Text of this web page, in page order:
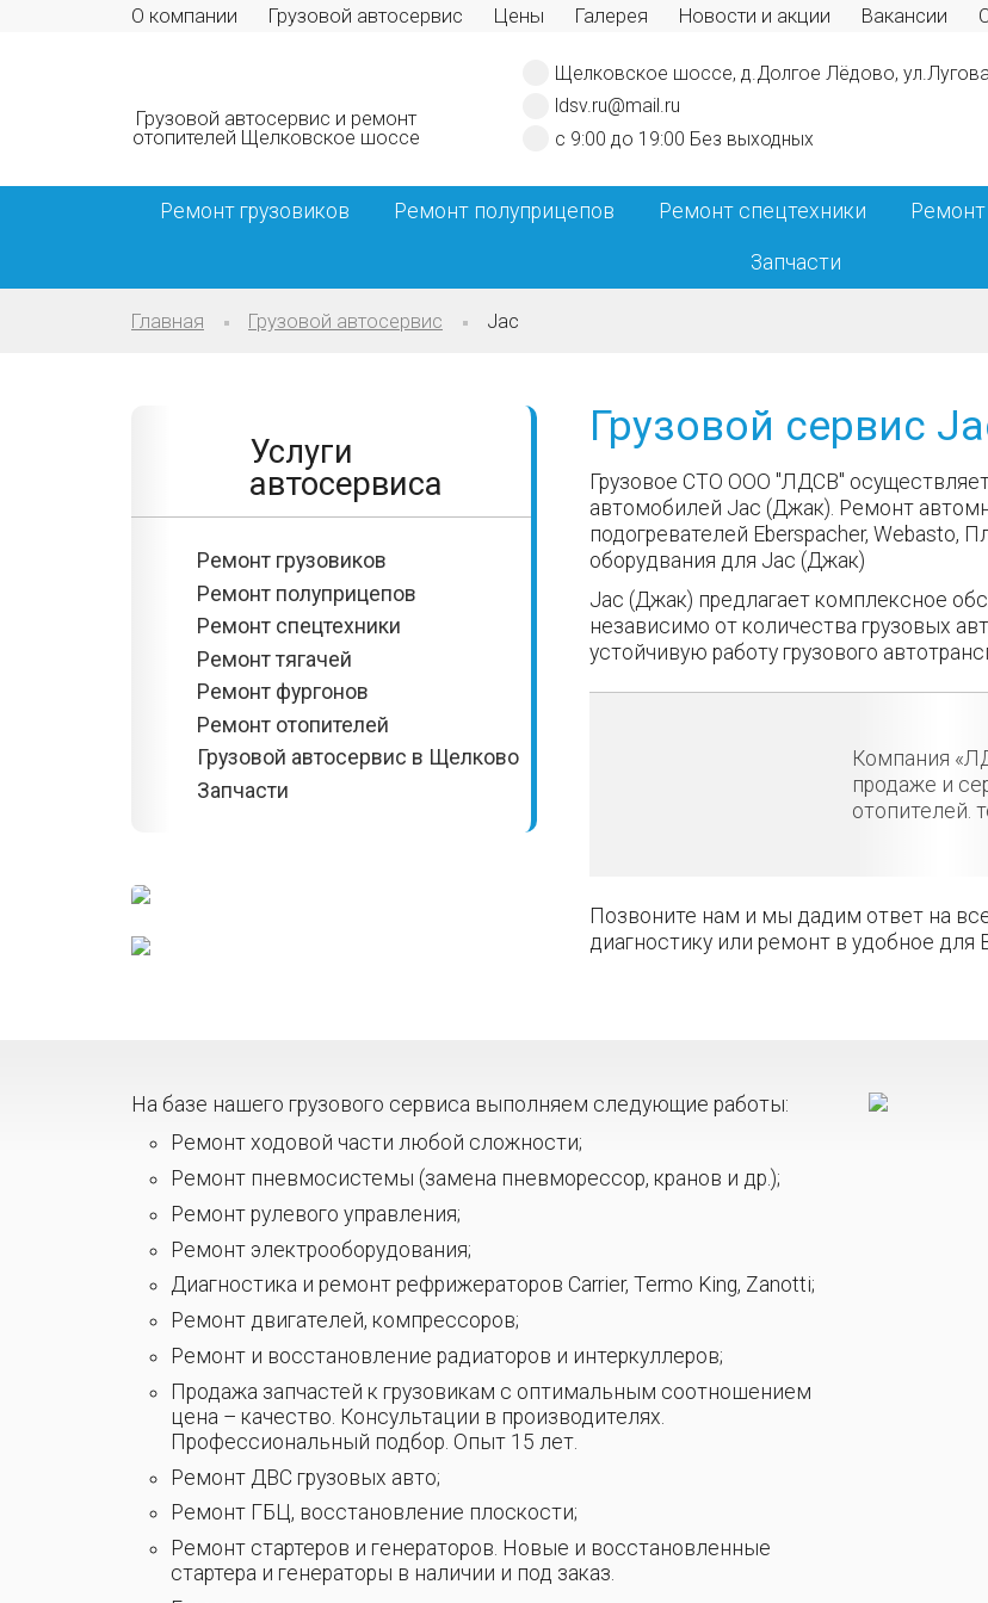
О компании Грузовой автосервис Цены Галерея Новости и акции Вакансии
Грузовой автосервис и ремонт
отопителей Щелковское шоссе
Щелковское шоссе, д.Долгое Лёдово,
ldsv.ru@mail.ru
с 9:00 до 19:00 Без выходных
Ремонт грузовиков Ремонт полуприцепов Ремонт спецтехники Ремонт
Запчасти
Главная Грузовой автосервис Jac
Услуги
автосервиса
Ремонт грузовиков
Ремонт полуприцепов
Ремонт спецтехники
Ремонт тягачей
Ремонт фургонов
Ремонт отопителей
Грузовой автосервис в Щелково
Запчасти
Грузовой сервис
Грузовое СТО ООО "ЛДСВ"
автомобилей Jac (Джак). Ремонт
подогревателей Eberspacher, Webasto,
оборудвания для Jac (Джак)
Jac (Джак) предлагает комплексное
независимо от количества грузовых
устойчивую работу грузового
Компания
продаже и
отопителей.
Позвоните нам и мы дадим ответ на
диагностику или ремонт в удобное для
На базе нашего грузового сервиса выполняем следующие работы:
Ремонт ходовой части любой сложности;
Ремонт пневмосистемы (замена пневморессор, кранов и др.);
Ремонт рулевого управления;
Ремонт электрооборудования;
Диагностика и ремонт рефрижераторов Carrier, Termo King, Zanotti;
Ремонт двигателей, компрессоров;
Ремонт и восстановление радиаторов и интеркуллеров;
Продажа запчастей к грузовикам с оптимальным соотношением
цена – качество. Консультации в производителях.
Профессиональный подбор. Опыт 15 лет.
Ремонт ДВС грузовых авто;
Ремонт ГБЦ, восстановление плоскости;
Ремонт стартеров и генераторов. Новые и восстановленные
стартера и генераторы в наличии и под заказ.